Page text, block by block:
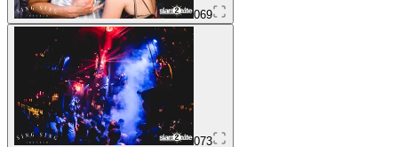
069
073